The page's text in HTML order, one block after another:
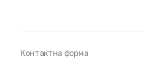
Контактна форма